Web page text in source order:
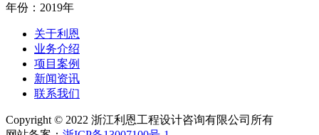
年份：2019年
关于利恩
业务介绍
项目案例
新闻资讯
联系我们
Copyright © 2022 浙江利恩工程设计咨询有限公司所有